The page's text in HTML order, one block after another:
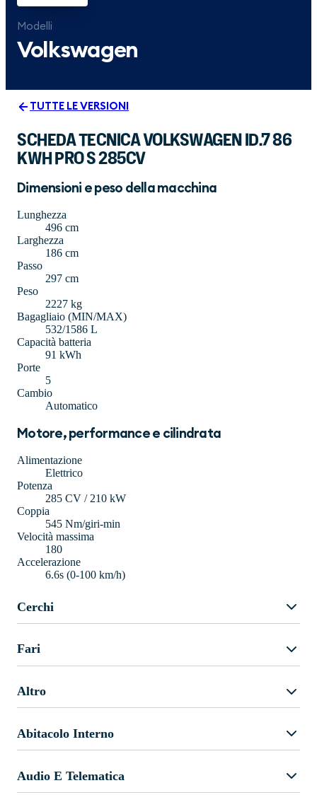
Modelli
Volkswagen
TUTTE LE VERSIONI
SCHEDA TECNICA VOLKSWAGEN ID.7 86
KWH PRO S 285CV
Dimensioni e peso della macchina
Lunghezza
496 cm
Larghezza
186 cm
Passo
297 cm
Peso
2227 kg
Bagagliaio (MIN/MAX)
532/1586 L
Capacità batteria
91 kWh
Porte
5
Cambio
Automatico
Motore, performance e cilindrata
Alimentazione
Elettrico
Potenza
285 CV / 210 kW
Coppia
545 Nm/giri-min
Velocità massima
180
Accelerazione
6.6s (0-100 km/h)
Cerchi
Fari
Altro
Abitacolo Interno
Audio E Telematica